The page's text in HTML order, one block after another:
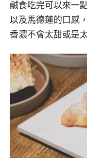
鹹食吃完可以來一
以及馬德蓮的口感
香濃不會太甜或是